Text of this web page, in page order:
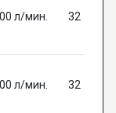
л/мин. 32
л/мин. 32